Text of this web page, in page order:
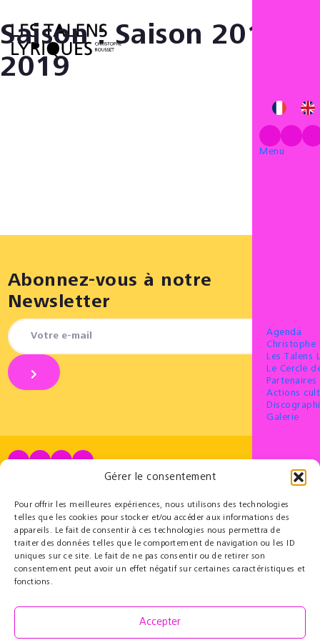
Gérer le consentement
Pour offrir les meilleures expériences, nous utilisons des technologies
telles que les cookies pour stocker et/ou accéder aux informations des
appareils. Le fait de consentir à ces technologies nous permettra de
traiter des données telles que le comportement de navigation ou les ID
uniques sur ce site. Le fait de ne pas consentir ou de retirer son
consentement peut avoir un effet négatif sur certaines caractéristiques et
fonctions.
Accepter
Menu
Agenda
Christophe
Les Talens
Le Cercle
Actions
Galerie
Saison :Saison 2018-
2019
Abonnez-vous à notre
Newsletter
Le Cercle des Mécènes
Partenaires institutionnels
Nous soutenir
Éducatif
Résidences pédagogiques
t@lenschool
Ressources
Grand Parcours Sonore
Contact
Équipe